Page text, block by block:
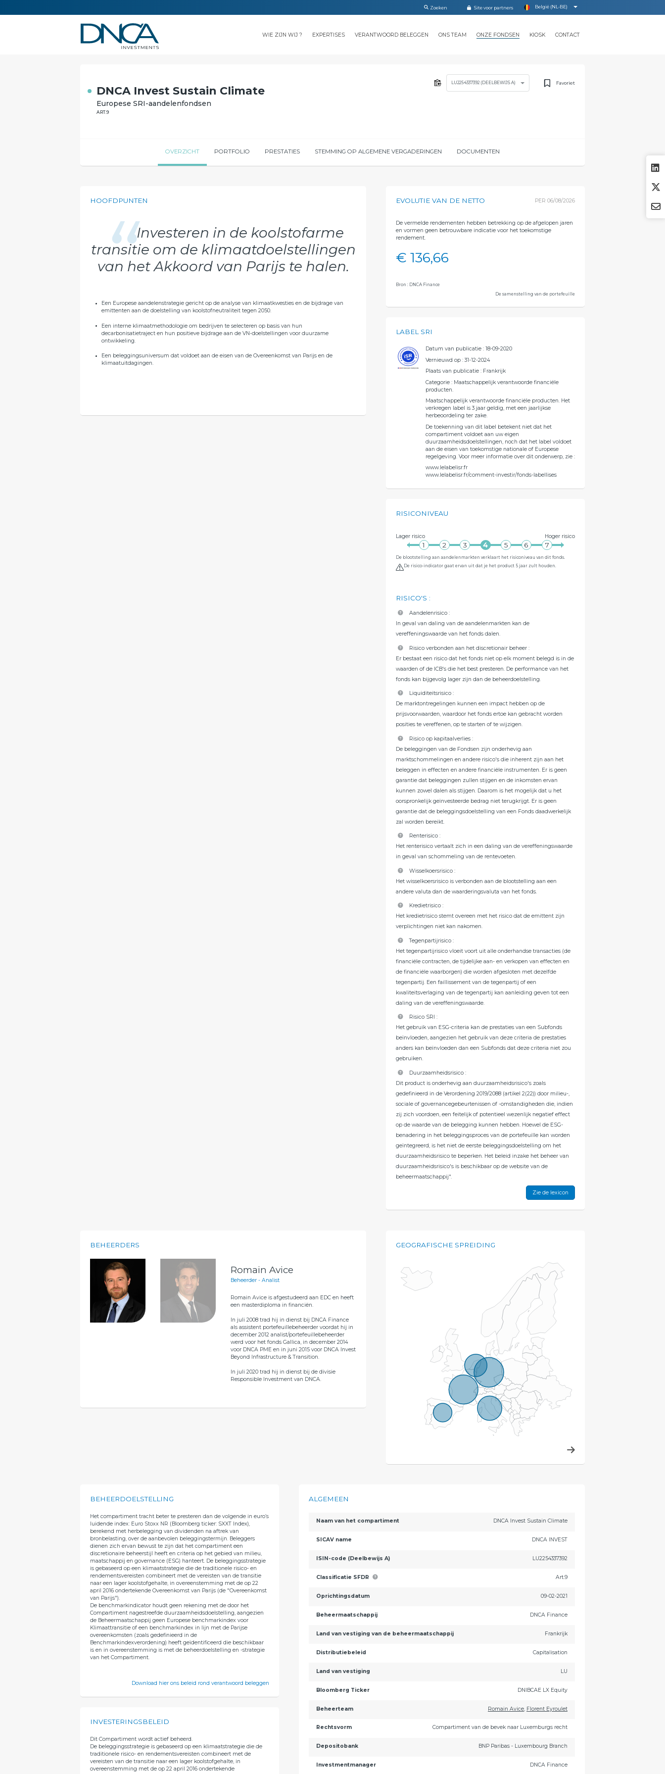
Site voor partners België (NL-BE)
WIE ZIJN WIJ ? EXPERTISES VERANTWOORD BELEGGEN ONS TEAM ONZE FONDSEN KIOSK CONTACT
DNCA Invest Sustain Climate
Europese SRI-aandelenfondsen
ART.9
LU2254337392 (DEELBEWIJS A) Favoriet
OVERZICHT PORTFOLIO PRESTATIES STEMMING OP ALGEMENE VERGADERINGEN DOCUMENTEN
HOOFDPUNTEN
Investeren in de koolstofarme
transitie om de klimaatdoelstellingen
van het Akkoord van Parijs te halen.
Een Europese aandelenstrategie gericht op de analyse van klimaatkwesties en de bijdrage van
emittenten aan de doelstelling van koolstofneutraliteit tegen 2050.
Een interne klimaatmethodologie om bedrijven te selecteren op basis van hun
decarbonisatietraject en hun positieve bijdrage aan de VN-doelstellingen voor duurzame
ontwikkeling.
Een beleggingsuniversum dat voldoet aan de eisen van de Overeenkomst van Parijs en de
klimaatuitdagingen.
EVOLUTIE VAN DE NETTO PER 06/08/2026
De vermelde rendementen hebben betrekking op de afgelopen jaren
en vormen geen betrouwbare indicatie voor het toekomstige
rendement.
€ 136,66
Bron : DNCA Finance
De samenstelling van de portefeuille
LABEL SRI
Datum van publicatie: 18-09-2020
Vernieuwd op:31-12-2024
Plaats van publicatie: Frankrijk
Categorie: Maatschappelijk verantwoorde financiële
producten.
Maatschappelijk verantwoorde financiële producten. Het
verkregen label is 3 jaar geldig, met een jaarlijkse
herbeoordeling ter zake.
De toekenning van dit label betekent niet dat het
compartiment voldoet aan uw eigen
duurzaamheidsdoelstellingen, noch dat het label voldoet
aan de eisen van toekomstige nationale of Europese
regelgeving. Voor meer informatie over dit onderwerp, zie :
www.lelabelisr.fr
www.lelabelisr.fr/comment-investir/fonds-labellises
RISICONIVEAU
Lager risico Hoger risico
De blootstelling aan aandelenmarkten verklaart het risiconiveau van dit fonds.
De risico-indicator gaat ervan uit dat je het product 5 jaar zult houden.
RISICO'S :
Aandelenrisico :
In geval van daling van de aandelenmarkten kan de
vereffeningswaarde van het fonds dalen.
Risico verbonden aan het discretionair beheer :
Er bestaat een risico dat het fonds niet op elk moment belegd is in de
waarden of de ICB's die het best presteren. De performance van het
fonds kan bijgevolg lager zijn dan de beheerdoelstelling.
Liquiditeitsrisico :
De marktontregelingen kunnen een impact hebben op de
prijsvoorwaarden, waardoor het fonds ertoe kan gebracht worden
posities te vereffenen, op te starten of te wijzigen.
Risico op kapitaalverlies :
De beleggingen van de Fondsen zijn onderhevig aan
marktschommelingen en andere risico's die inherent zijn aan het
beleggen in effecten en andere financiële instrumenten. Er is geen
garantie dat beleggingen zullen stijgen en de inkomsten ervan
kunnen zowel dalen als stijgen. Daarom is het mogelijk dat u het
oorspronkelijk geïnvesteerde bedrag niet terugkrijgt. Er is geen
garantie dat de beleggingsdoelstelling van een Fonds daadwerkelijk
zal worden bereikt.
Renterisico :
Het renterisico vertaalt zich in een daling van de vereffeningswaarde
in geval van schommeling van de rentevoeten.
Wisselkoersrisico :
Het wisselkoersrisico is verbonden aan de blootstelling aan een
andere valuta dan de waarderingsvaluta van het fonds.
Kredietrisico :
Het kredietrisico stemt overeen met het risico dat de emittent zijn
verplichtingen niet kan nakomen.
Tegenpartijrisico :
Het tegenpartijrisico vloeit voort uit alle onderhandse transacties (de
financiële contracten, de tijdelijke aan- en verkopen van effecten en
de financiële waarborgen) die worden afgesloten met dezelfde
tegenpartij. Een faillissement van de tegenpartij of een
kwaliteitsverlaging van de tegenpartij kan aanleiding geven tot een
daling van de vereffeningswaarde.
Risico SRI :
Het gebruik van ESG-criteria kan de prestaties van een Subfonds
beïnvloeden, aangezien het gebruik van deze criteria de prestaties
anders kan beïnvloeden dan een Subfonds dat deze criteria niet zou
gebruiken.
Duurzaamheidsrisico :
Dit product is onderhevig aan duurzaamheidsrisico's zoals
gedefinieerd in de Verordening 2019/2088 (artikel 2(22)) door milieu-,
sociale of governancegebeurtenissen of -omstandigheden die, indien
zij zich voordoen, een feitelijk of potentieel wezenlijk negatief effect
op de waarde van de belegging kunnen hebben. Hoewel de ESG-
benadering in het beleggingsproces van de portefeuille kan worden
geïntegreerd, is het niet de eerste beleggingsdoelstelling om het
duurzaamheidsrisico te beperken. Het beleid inzake het beheer van
duurzaamheidsrisico's is beschikbaar op de website van de
beheermaatschappij".
Zie de lexicon
BEHEERDERS
Romain Avice
Beheerder - Analist
Romain Avice is afgestudeerd aan EDC en heeft
een masterdiploma in financiën.
In juli 2008 trad hij in dienst bij DNCA Finance
als assistent portefeuillebeheerder voordat hij in
december 2012 analist/portefeuillebeheerder
werd voor het fonds Gallica, in december 2014
voor DNCA PME en in juni 2015 voor DNCA Invest
Beyond Infrastructure & Transition.
In juli 2020 trad hij in dienst bij de divisie
Responsible Investment van DNCA.
GEOGRAFISCHE SPREIDING
BEHEERDOELSTELLING
Het compartiment tracht beter te presteren dan de volgende in euro’s
luidende index: Euro Stoxx NR (Bloomberg ticker: SXXT Index),
berekend met herbelegging van dividenden na aftrek van
bronbelasting, over de aanbevolen beleggingstermijn. Beleggers
dienen zich ervan bewust te zijn dat het compartiment een
discretionaire beheerstijl heeft en criteria op het gebied van milieu,
maatschappij en governance (ESG) hanteert. De beleggingsstrategie
is gebaseerd op een klimaatstrategie die de traditionele risico- en
rendementsvereisten combineert met de vereisten van de transitie
naar een lager koolstofgehalte, in overeenstemming met de op 22
april 2016 ondertekende Overeenkomst van Parijs (de "Overeenkomst
van Parijs").
De benchmarkindicator houdt geen rekening met de door het
Compartiment nagestreefde duurzaamheidsdoelstelling, aangezien
de Beheermaatschappij geen Europese benchmarkindex voor
Klimaattransitie of een benchmarkindex in lijn met de Parijse
overeenkomsten (zoals gedefinieerd in de
Benchmarkindexverordening) heeft geïdentificeerd die beschikbaar
is en in overeenstemming is met de beheerdoelstelling en -strategie
van het Compartiment.
Download hier ons beleid rond verantwoord beleggen
INVESTERINGSBELEID
Dit Compartiment wordt actief beheerd.
De beleggingsstrategie is gebaseerd op een klimaatstrategie die de
traditionele risico- en rendementsvereisten combineert met de
vereisten van de transitie naar een lager koolstofgehalte, in
overeenstemming met de op 22 april 2016 ondertekende
ALGEMEEN
Naam van het compartiment DNCA Invest Sustain Climate
SICAV name DNCA INVEST
ISIN-code (Deelbewijs A) LU2254337392
Classificatie SFDR Art.9
Oprichtingsdatum 09-02-2021
Beheermaatschappij DNCA Finance
Land van vestiging van de beheermaatschappij Frankrijk
Distributiebeleid Capitalisation
Land van vestiging LU
Bloomberg Ticker DNIBCAE LX Equity
Beheerteam Romain Avice, Florent Eyroulet
Rechtsvorm Compartiment van de bevek naar Luxemburgs recht
Depositobank BNP Paribas - Luxembourg Branch
Investmentmanager DNCA Finance